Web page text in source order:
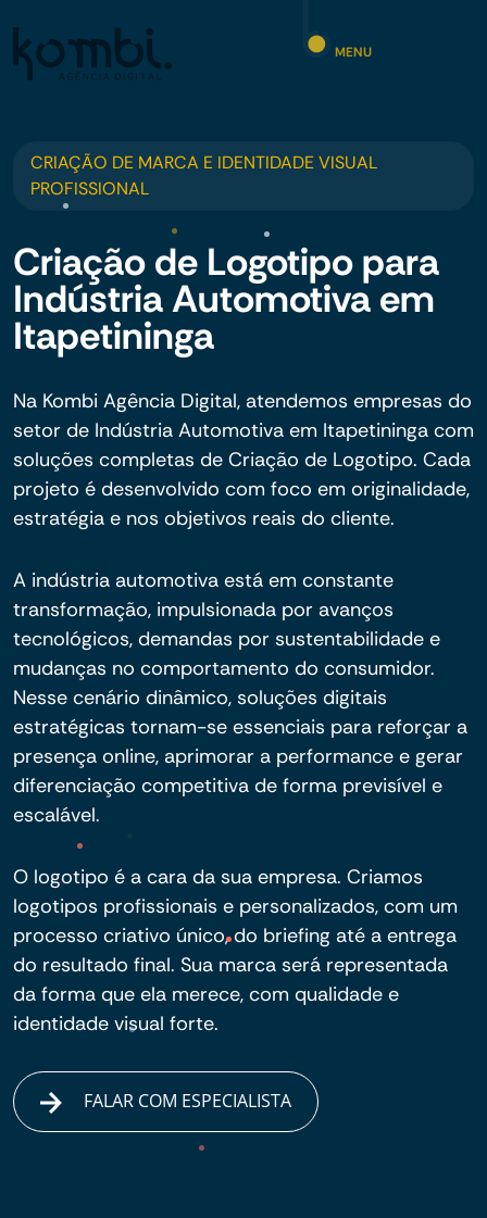
MENU
CRIAÇÃO DE MARCA E IDENTIDADE VISUAL
PROFISSIONAL
Criação de Logotipo para
Indústria Automotiva em
Itapetininga
Na Kombi Agência Digital, atendemos empresas do
setor de Indústria Automotiva em Itapetininga com
soluções completas de Criação de Logotipo. Cada
projeto é desenvolvido com foco em originalidade,
estratégia e nos objetivos reais do cliente.
A indústria automotiva está em constante
transformação, impulsionada por avanços
tecnológicos, demandas por sustentabilidade e
mudanças no comportamento do consumidor.
Nesse cenário dinâmico, soluções digitais
estratégicas tornam-se essenciais para reforçar a
presença online, aprimorar a performance e gerar
diferenciação competitiva de forma previsível e
escalável.
O logotipo é a cara da sua empresa. Criamos
logotipos profissionais e personalizados, com um
processo criativo único, do briefing até a entrega
do resultado final. Sua marca será representada
da forma que ela merece, com qualidade e
identidade visual forte.
FALAR COM ESPECIALISTA